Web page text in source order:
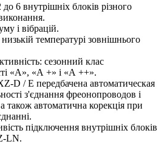
6 внутрішніх блоків різного
і вібрацій.
температурі зовнішнього
сезонний клас
«А», «А +» і «А ++».
D / E передбачена aвтоматическая
з'єднання фреонопроводов і
також автоматична корекція при
підключення внутрішніх блоків
LN.